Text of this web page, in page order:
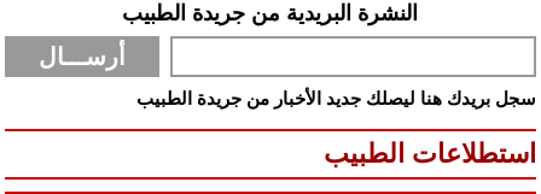
النشرة البريدية من جريدة الطبيب
سجل بريدك هنا ليصلك جديد الأخبار من جريدة الطبيب
استطلاعات الطبيب